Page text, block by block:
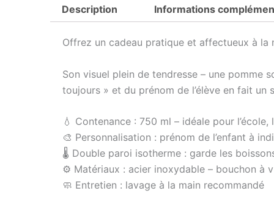
Description Informations
Offrez un cadeau pratique et affectueux à
Son visuel plein de tendresse – une pomme
toujours » et du prénom de l’élève en fait un
💧 Contenance : 750 ml – idéale pour
🎨 Personnalisation : prénom de l’enfant à
🌡️ Double paroi isotherme : garde les
⚙️ Matériaux : acier inoxydable – bouchon à
🧼 Entretien : lavage à la main recommandé